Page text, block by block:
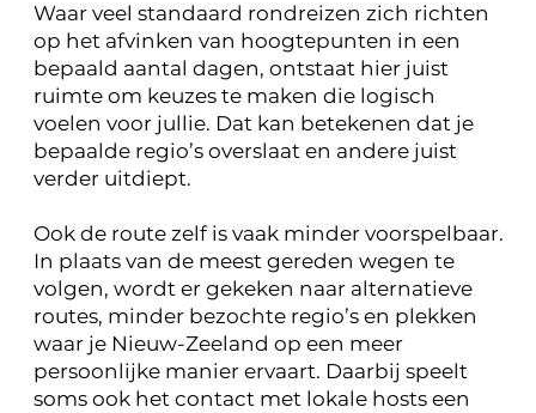
Waar veel standaard rondreizen zich richten
op het afvinken van hoogtepunten in een
bepaald aantal dagen, ontstaat hier juist
ruimte om keuzes te maken die logisch
voelen voor jullie. Dat kan betekenen dat je
bepaalde regio’s overslaat en andere juist
verder uitdiept.
Ook de route zelf is vaak minder voorspelbaar.
In plaats van de meest gereden wegen te
volgen, wordt er gekeken naar alternatieve
routes, minder bezochte regio’s en plekken
waar je Nieuw-Zeeland op een meer
persoonlijke manier ervaart. Daarbij speelt
soms ook het contact met lokale hosts een